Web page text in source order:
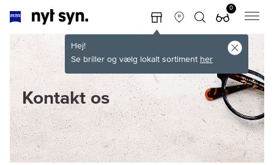
Hej!
Se briller og vælg lokalt sortiment her
0
Kontakt os